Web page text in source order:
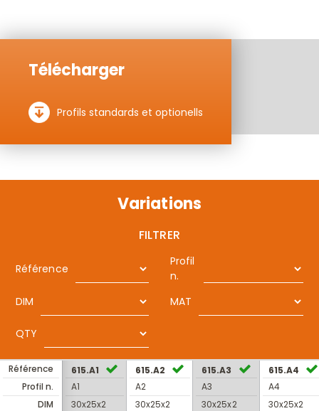
Télécharger
Profils standards et optionells
Variations
FILTRER
Référence
Profil
n.
DIM
MAT
QTY
Référence
Profil n.
DIM
615.A1
A1
30x25x2
615.A2
A2
30x25x2
615.A3
A3
30x25x2
615.A4
A4
30x25x2